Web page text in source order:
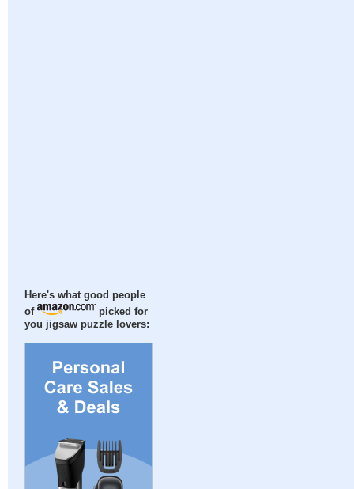
Here's what good people
of
picked for
you jigsaw puzzle lovers: